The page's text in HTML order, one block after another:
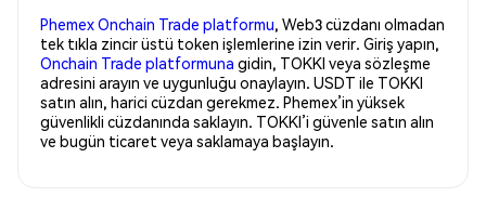
Phemex Onchain Trade platformu, Web3 cüzdanı olmadan
tek tıkla zincir üstü token işlemlerine izin verir. Giriş yapın,
Onchain Trade platformuna gidin, TOKKI veya sözleşme
adresini arayın ve uygunluğu onaylayın. USDT ile TOKKI
satın alın, harici cüzdan gerekmez. Phemex’in yüksek
güvenlikli cüzdanında saklayın. TOKKI’i güvenle satın alın
ve bugün ticaret veya saklamaya başlayın.